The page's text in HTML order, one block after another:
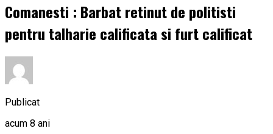
Comanesti : Barbat retinut de politisti
pentru talharie calificata si furt calificat
Publicat
acum 8 ani